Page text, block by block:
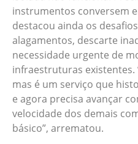
instrumentos conversem
destacou ainda os
alagamentos, descarte
necessidade urgente de
infraestruturas existentes.
mas é um serviço que
e agora precisa avançar
velocidade dos demais
básico”, arrematou.